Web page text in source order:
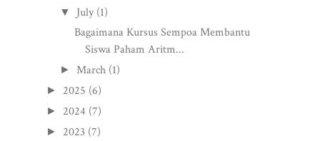
▼ July (1)
Bagaimana Kursus Sempoa Membantu
Siswa Paham Aritm...
► March (1)
► 2025 (6)
► 2024 (7)
► 2023 (7)